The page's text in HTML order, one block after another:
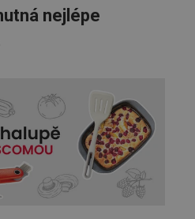
nejlépe